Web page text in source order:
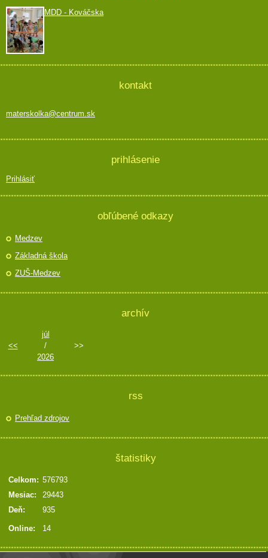
MDD - Kováčska
kontakt
materskolka@centrum.sk
prihlásenie
Prihlásiť
obľúbené odkazy
Medzev
Základná škola
ZUŠ-Medzev
archív
<<
júl
/
2026
>>
rss
Prehľad zdrojov
štatistiky
Online: 14
Celkom: 576793
Mesiac:
29443
Deň:
935